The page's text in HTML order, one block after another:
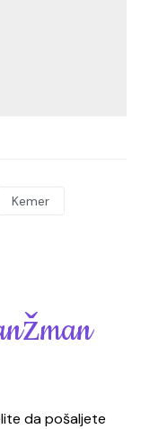
Kemer
da pošaljete